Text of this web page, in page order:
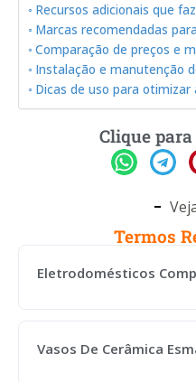
Recursos adicionais que
Marcas recomendadas
Comparação de preços e
Instalação e manutenção
Dicas de uso para otimizar
Clique
Termos
Eletrodomésticos
Vasos De Cerâmica